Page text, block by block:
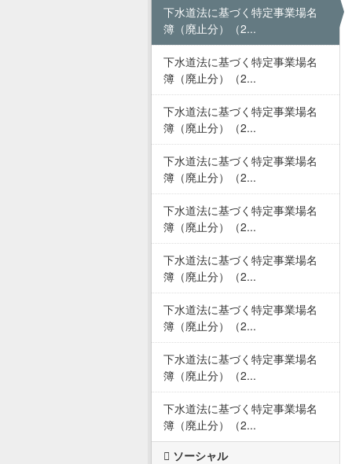
下水道法に基づく特定事業場名
簿（廃止分）（2...
下水道法に基づく特定事業場名
簿（廃止分）（2...
下水道法に基づく特定事業場名
簿（廃止分）（2...
下水道法に基づく特定事業場名
簿（廃止分）（2...
下水道法に基づく特定事業場名
簿（廃止分）（2...
下水道法に基づく特定事業場名
簿（廃止分）（2...
下水道法に基づく特定事業場名
簿（廃止分）（2...
下水道法に基づく特定事業場名
簿（廃止分）（2...
下水道法に基づく特定事業場名
簿（廃止分）（2...
ソーシャル